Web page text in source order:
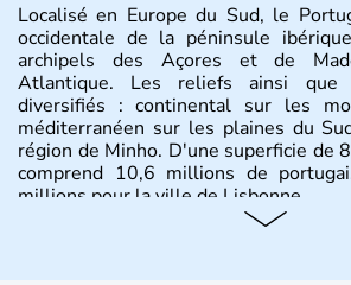
Localisé en Europe du Sud, le
occidentale de la péninsule
archipels des Açores et de
Atlantique. Les reliefs ainsi
diversifiés : continental sur les
méditerranéen sur les plaines du
région de Minho. D'une superficie de
comprend 10,6 millions de
millions pour la ville de Lisbonne.